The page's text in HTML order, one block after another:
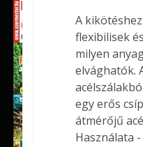
A
flexibilisek
milyen
elvághatók.
egy erős
átmérőjű
Használata